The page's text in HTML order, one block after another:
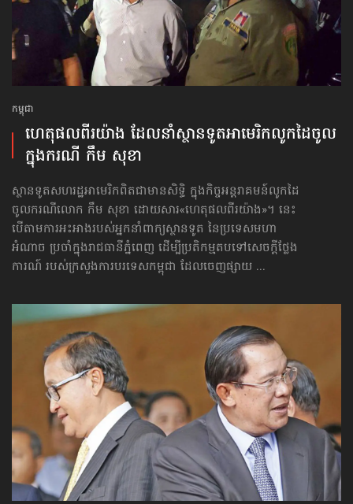
កម្ពុជា
ហេតុផលពីរយ៉ាង ដែល​នាំស្ថានទូត​អាមេរិក​លូកដៃ​ចូល​
ក្នុង​ករណី កឹម សុខា
ស្ថានទូត​សហរដ្ឋអាមេរិក​ពិតជាមានសិទ្ធិ ក្នុងកិច្ចអន្តរាគមន៍លូកដៃ
ចូលករណីលោក កឹម សុខា ដោយសារ«ហេតុផលពីរយ៉ាង»។ នេះ
បើតាមការអះអាង​របស់អ្នកនាំពាក្យ​ស្ថានទូត​ នៃប្រទេសមហា
អំណាច ប្រចាំក្នុងរាជធានីភ្នំពេញ ដើម្បីប្រតិកម្មតប​ទៅសេចក្ដី​ថ្លែង
ការណ៍ របស់ក្រសួងការបរទេស​កម្ពុជា ដែលចេញផ្សាយ​ ...